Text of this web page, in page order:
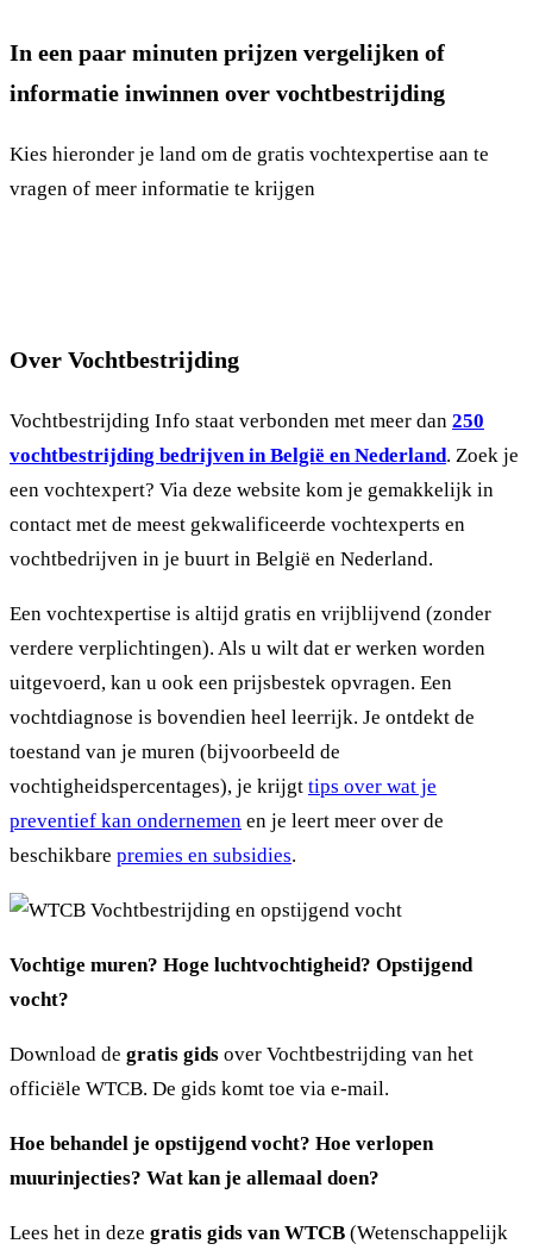
In een paar minuten prijzen vergelijken of
informatie inwinnen over vochtbestrijding
Kies hieronder je land om de gratis vochtexpertise aan te
vragen of meer informatie te krijgen
Over Vochtbestrijding
Vochtbestrijding Info staat verbonden met meer dan 250
vochtbestrijding bedrijven in België en Nederland. Zoek je
een vochtexpert? Via deze website kom je gemakkelijk in
contact met de meest gekwalificeerde vochtexperts en
vochtbedrijven in je buurt in België en Nederland.
Een vochtexpertise is altijd gratis en vrijblijvend (zonder
verdere verplichtingen). Als u wilt dat er werken worden
uitgevoerd, kan u ook een prijsbestek opvragen. Een
vochtdiagnose is bovendien heel leerrijk. Je ontdekt de
toestand van je muren (bijvoorbeeld de
vochtigheidspercentages), je krijgt tips over wat je
preventief kan ondernemen en je leert meer over de
beschikbare premies en subsidies.
Vochtige muren? Hoge luchtvochtigheid? Opstijgend
vocht?
Download de gratis gids over Vochtbestrijding van het
officiële WTCB. De gids komt toe via e-mail.
Hoe behandel je opstijgend vocht? Hoe verlopen
muurinjecties? Wat kan je allemaal doen?
Lees het in deze gratis gids van WTCB (Wetenschappelijk